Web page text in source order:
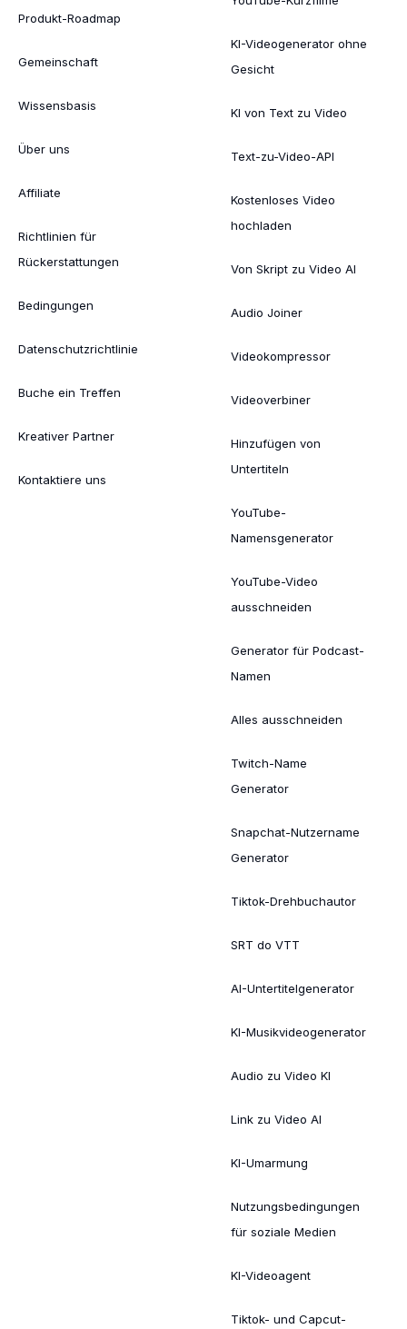
Produkt-Roadmap
Gemeinschaft
Wissensbasis
Über uns
Affiliate
Richtlinien für
Rückerstattungen
Bedingungen
Datenschutzrichtlinie
Buche ein Treffen
Kreativer Partner
Kontaktiere uns
KI-Videogenerator ohne
Gesicht
KI von Text zu Video
Text-zu-Video-API
Kostenloses Video
hochladen
Von Skript zu Video AI
Audio Joiner
Videokompressor
Videoverbiner
Hinzufügen von
Untertiteln
YouTube-
Namensgenerator
YouTube-Video
ausschneiden
Generator für Podcast-
Namen
Alles ausschneiden
Twitch-Name
Generator
Snapchat-Nutzername
Generator
Tiktok-Drehbuchautor
SRT do VTT
AI-Untertitelgenerator
KI-Musikvideogenerator
Audio zu Video KI
Link zu Video AI
KI-Umarmung
Nutzungsbedingungen
für soziale Medien
KI-Videoagent
Tiktok- und Capcut-